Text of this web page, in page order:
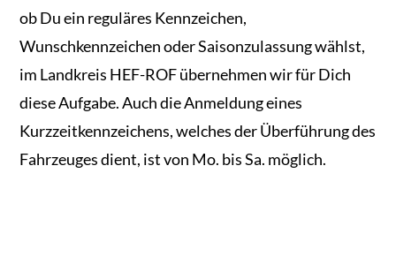
ob Du ein reguläres Kennzeichen,
Wunschkennzeichen oder Saisonzulassung wählst,
im Landkreis HEF-ROF übernehmen wir für Dich
diese Aufgabe. Auch die Anmeldung eines
Kurzzeitkennzeichens, welches der Überführung des
Fahrzeuges dient, ist von Mo. bis Sa. möglich.